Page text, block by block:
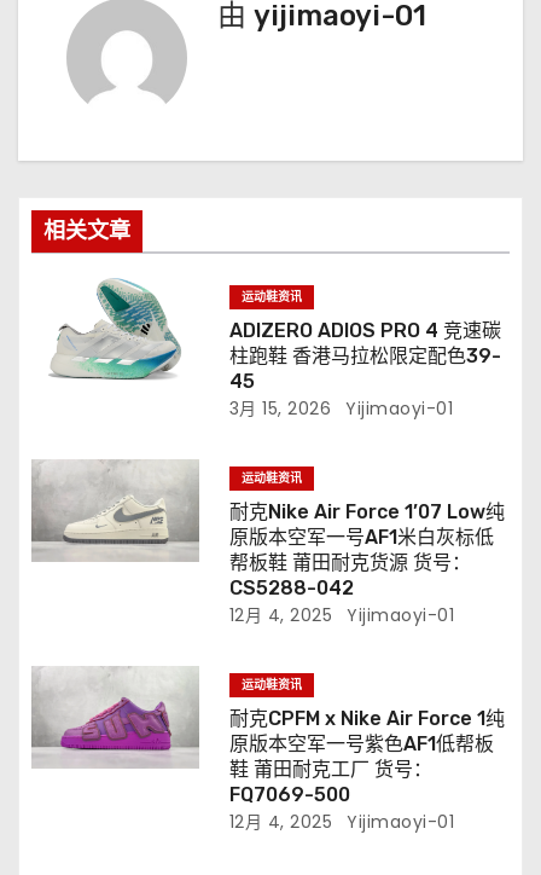
由 yijimaoyi-01
相关文章
运动鞋资讯
ADIZERO ADIOS PRO 4 竞速碳
柱跑鞋 香港马拉松限定配色39-
45
3月 15, 2026 Yijimaoyi-01
运动鞋资讯
耐克Nike Air Force 1’07 Low纯
原版本空军一号AF1米白灰标低
帮板鞋 莆田耐克货源 货号：
CS5288-042
12月 4, 2025 Yijimaoyi-01
运动鞋资讯
耐克CPFM x Nike Air Force 1纯
原版本空军一号紫色AF1低帮板
鞋 莆田耐克工厂 货号：
FQ7069-500
12月 4, 2025 Yijimaoyi-01